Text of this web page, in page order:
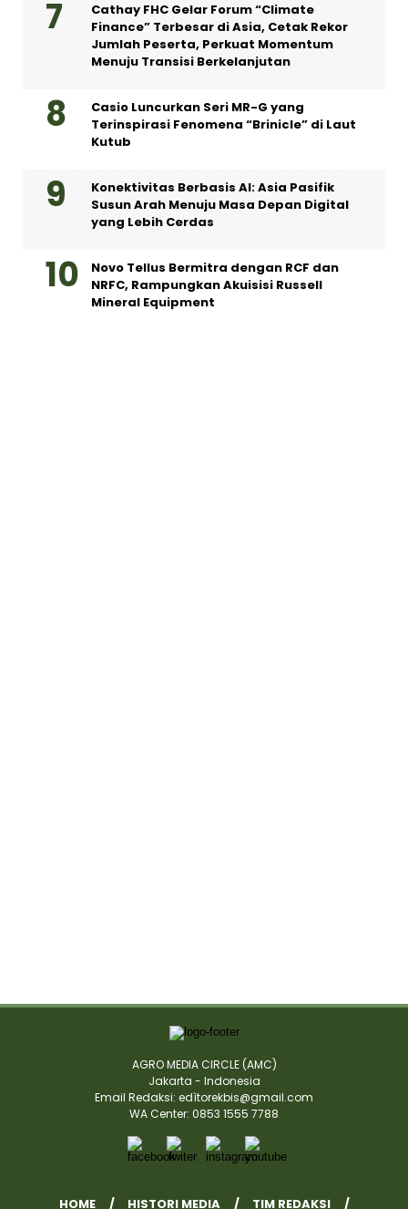
Cathay FHC Gelar Forum “Climate
Finance” Terbesar di Asia, Cetak Rekor
Jumlah Peserta, Perkuat Momentum
Menuju Transisi Berkelanjutan
Casio Luncurkan Seri MR-G yang
Terinspirasi Fenomena “Brinicle” di Laut
Kutub
Konektivitas Berbasis AI: Asia Pasifik
Susun Arah Menuju Masa Depan Digital
yang Lebih Cerdas
Novo Tellus Bermitra dengan RCF dan
NRFC, Rampungkan Akuisisi Russell
Mineral Equipment
AGRO MEDIA CIRCLE (AMC)
Jakarta - Indonesia
Email Redaksi: edìtorekbis@gmail.com
WA Center: 0853 1555 7788
HOME HISTORI MEDIA TIM REDAKSI